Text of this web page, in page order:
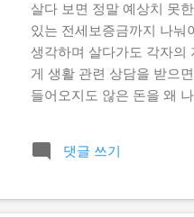
살다 보면 정말 예상치 못
있는 전세보증금까지 나눠
생각하며 살다가도 각자의
게 생활 관련 상담을 받으
들어오지도 않은 돈을 왜
해드리려고 합니다. 가장
혼인 기간 중에 협력해서
일까 돈의 출처에 따라 달
댓글 쓰기